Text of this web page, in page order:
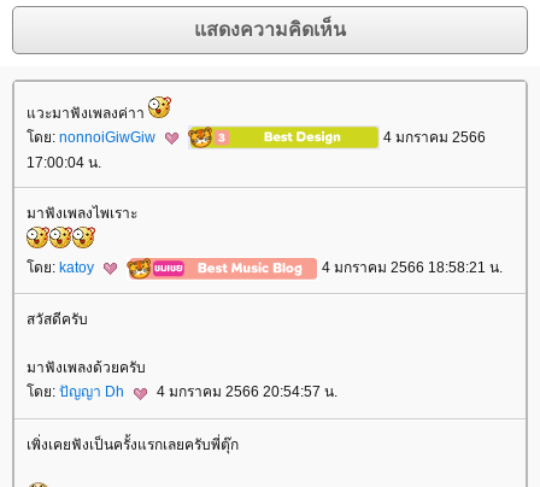
วะมาฟังเพลงค่าา
ดย: nonnoiGiwGiw
4 มกราคม 2566
17:00:04 น.
มาฟังเพลงไพเราะ
ดย: katoy 4 มกราคม 2566 18:58:21 น.
สวัสดีครับ
มาฟังเพลงด้วยครับ
ดย: ปัญญา Dh 4 มกราคม 2566 20:54:57 น.
เพิ่งเคยฟังเป็นครั้งแรกเลยครับพี่ตุ๊ก